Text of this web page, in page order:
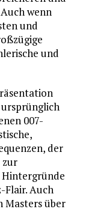
wenn
und
und
007-
der
zur
Flair. Auch
Masters über